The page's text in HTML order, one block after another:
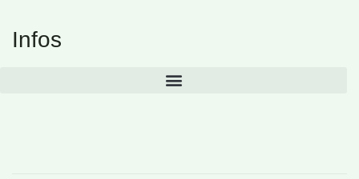
Infos